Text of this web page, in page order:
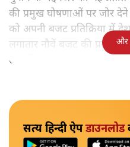
की प्रमुख घोषणाओं पर जोर देने
को अपनी बजट प्रतिक्रिया में देश
लगातार नौवें बजट की प्रस्तुति
उपलब्धि बताने पर मजबूर होना
और
सत्य हिन्दी ऐपडाउनलोड